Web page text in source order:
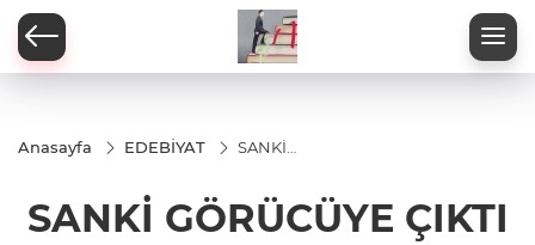
Anasayfa EDEBİYAT
SANKİ
SANKİ GÖRÜCÜYE ÇIKTI